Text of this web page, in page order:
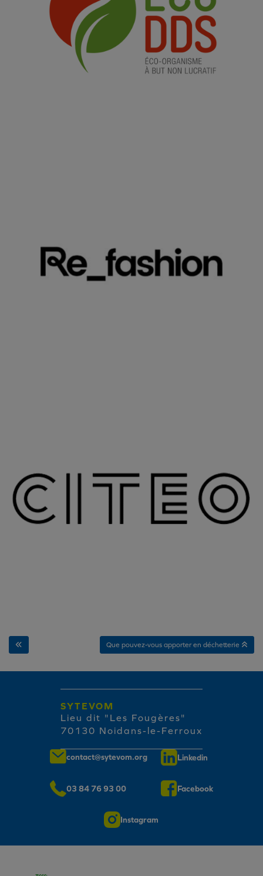
Que pouvez-vous apporter en déchetterie
SYTEVOM
Lieu dit "Les Fougères"
70130 Noidans-le-Ferroux
contact@sytevom.org Linkedin
03 84 76 93 00 Facebook
Instagram